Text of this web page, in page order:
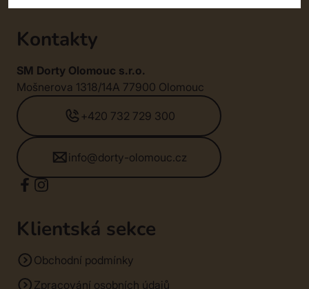
Kontakty
SM Dorty Olomouc s.r.o.
Mošnerova 1318/14A 77900 Olomouc
+420 732 729 300
info@dorty-olomouc.cz
Klientská sekce
Obchodní podmínky
Zpracování osobních údajů